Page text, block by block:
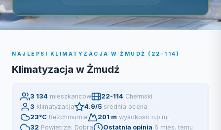
NAJLEPSI KLIMATYZACJA W ŻMUDŹ (22-114)
Klimatyzacja w Żmudź
3 134 mieszkancow 22-114 Chełmski
3 klimatyzacja 4.9/5 srednia ocena
23°C Bezchmurnie 201 m wysokosc n.p.m.
32 Powietrze: Dobra Ostatnia opinia 6 mies. temu